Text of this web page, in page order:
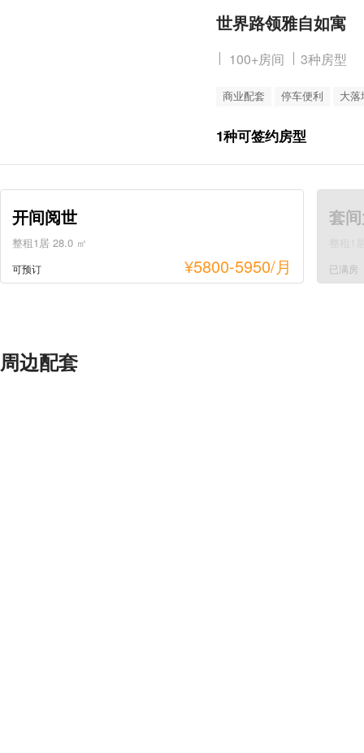
世界路领雅自如寓
100+房间 3种房型
商业配套 停车便利 大落
1种可签约房型
开间阅世
整租1居 28.0 ㎡
可预订 /月
5800-5950
¥
套
已满房
周边配套